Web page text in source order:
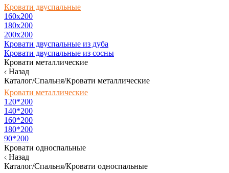
Кровати двуспальные
160х200
180x200
200x200
Кровати двуспальные из дуба
Кровати двуспальные из сосны
Кровати металлические
Назад
Каталог/Спальня/Кровати металлические
Кровати металлические
120*200
140*200
160*200
180*200
90*200
Кровати односпальные
Назад
Каталог/Спальня/Кровати односпальные